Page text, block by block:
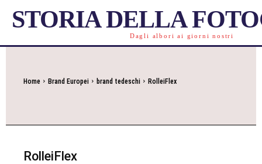
STORIA DELLA
Dagli albori ai giorni nostri
Home Brand Europei brand tedeschi RolleiFlex
RolleiFlex